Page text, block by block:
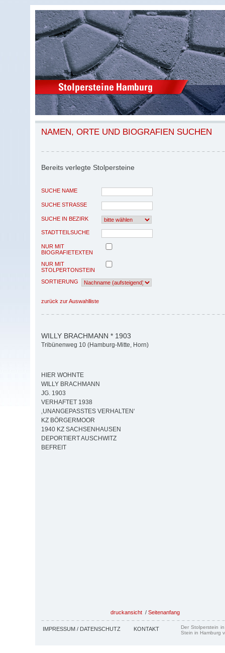
NAMEN, ORTE UND BIOGRAFIEN SUCHEN
Bereits verlegte Stolpersteine
SUCHE NAME
SUCHE STRASSE
SUCHE IN BEZIRK
STADTTEILSUCHE
NUR MIT
BIOGRAFIETEXTEN
NUR MIT
STOLPERTONSTEIN
SORTIERUNG
zurück zur Auswahlliste
WILLY BRACHMANN * 1903
Tribünenweg 10 (Hamburg-Mitte, Horn)
HIER WOHNTE
WILLY BRACHMANN
JG. 1903
VERHAFTET 1938
‚UNANGEPASSTES VERHALTEN‘
KZ BÖRGERMOOR
1940 KZ SACHSENHAUSEN
DEPORTIERT AUSCHWITZ
BEFREIT
druckansicht / Seitenanfang
IMPRESSUM / DATENSCHUTZ KONTAKT
Der Stolperstein
Stein in Hamburg